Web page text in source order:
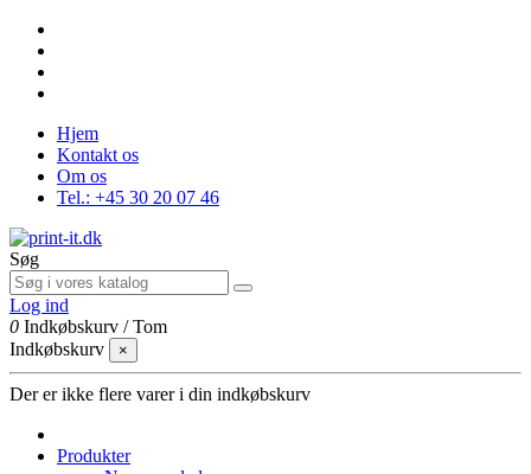
Hjem
Kontakt os
Om os
Tel.: +45 30 20 07 46
Søg
Log ind
0 Indkøbskurv /Tom
Indkøbskurv
×
Der er ikke flere varer i din indkøbskurv
Produkter